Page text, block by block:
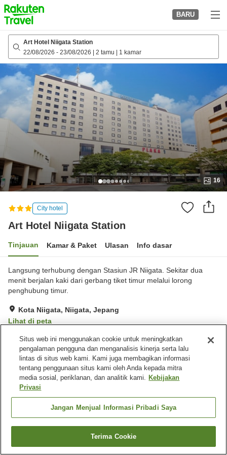
to
top
page
BARU
Art Hotel Niigata Station
22/08/2026 - 23/08/2026 2 tamu 1 kamar
16
City hotel
Art Hotel Niigata Station
Tinjauan Kamar & Paket Ulasan Info dasar
Langsung terhubung dengan Stasiun JR Niigata. Sekitar dua
menit berjalan kaki dari gerbang tiket timur melalui lorong
penghubung timur.
Kota Niigata, Niigata, Jepang
Lihat di peta
Hebat Ulasan:710
Fasilitas properti
Wi-Fi
Mesin penjual otomatis
Ruang rapat
Beranda Jepang Niigata
Kota Niigata
Art Hotel Niigata Station
Cari kamar
Situs web ini menggunakan cookie untuk meningkatkan
pengalaman pengguna dan menganalisis kinerja serta lalu
lintas di situs web kami. Kami juga membagikan informasi
tentang penggunaan situs kami oleh Anda kepada mitra
media sosial, periklanan, dan analitik kami. Kebijakan
Privasi
Jangan Menjual Informasi Pribadi Saya
Terima Cookie